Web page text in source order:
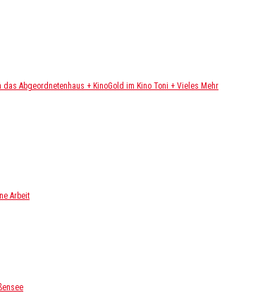
Abgeordnetenhaus + KinoGold im Kino Toni + Vieles Mehr
Arbeit